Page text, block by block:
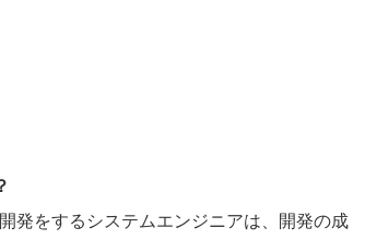
発をするシステムエンジニアは、開発の成